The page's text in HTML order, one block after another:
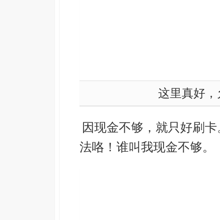
这里真好
因现金不够，就只好刷
法咯！谁叫我现金不够。